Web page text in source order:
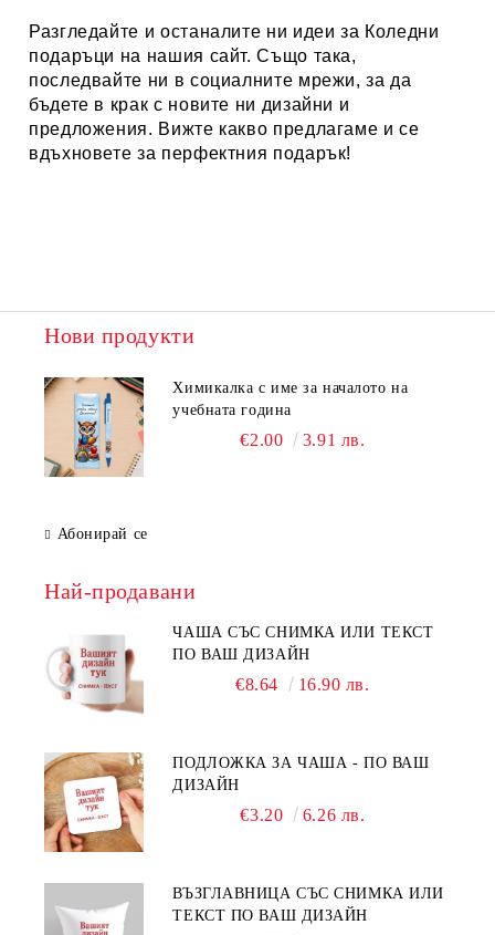
Разгледайте и останалите ни идеи за Коледни
подаръци на нашия сайт. Също така,
последвайте ни в социалните мрежи, за да
бъдете в крак с новите ни дизайни и
предложения. Вижте какво предлагаме и се
вдъхновете за перфектния подарък!
Нови продукти
Химикалка с име за началото на
учебната година
€2.00 3.91 лв.
Абонирай се
Най-продавани
ЧАША СЪС СНИМКА ИЛИ ТЕКСТ
ПО ВАШ ДИЗАЙН
€8.64 16.90 лв.
ПОДЛОЖКА ЗА ЧАША - ПО ВАШ
ДИЗАЙН
€3.20 6.26 лв.
ВЪЗГЛАВНИЦА СЪС СНИМКА ИЛИ
ТЕКСТ ПО ВАШ ДИЗАЙН